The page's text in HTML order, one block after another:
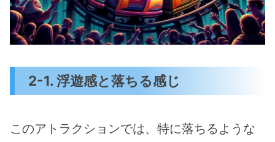
2-1. 浮遊感と落ちる感じ
このアトラクションでは、特に落ちるような